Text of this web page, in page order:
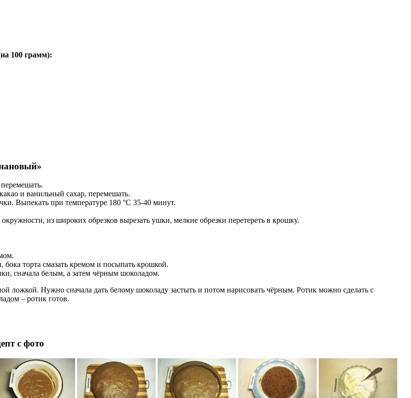
100 грамм):
и ванильный сахар, перемешать.
Выпекать при температуре 180 °С 35-40 минут.
из широких обрезков вырезать ушки, мелкие обрезки перетереть в крошку.
торта смазать кремом и посыпать крошкой.
сначала белым, а затем чёрным шоколадом.
ложкой. Нужно сначала дать белому шоколаду застыть и потом нарисовать чёрным. Ротик можно сделать с
– ротик готов.
с фото